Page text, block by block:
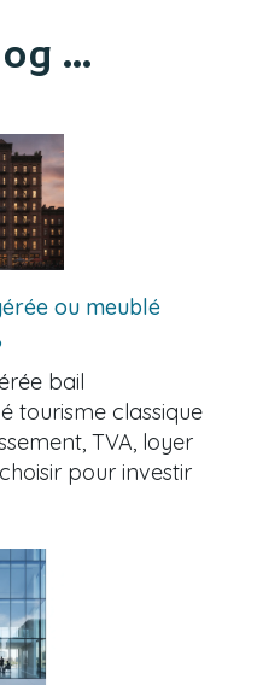
...
ou meublé
bail
tourisme classique
TVA, loyer
pour investir